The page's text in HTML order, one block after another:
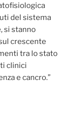
del sistema
si stanno
crescente
tra lo stato
clinici
e cancro.”